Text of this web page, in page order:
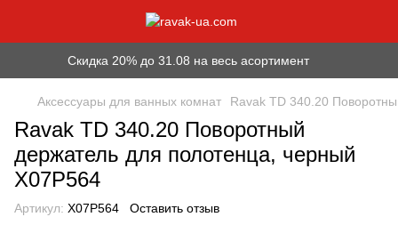
Скидка 20% до 31.08 на весь асортимент
Аксессуары для ванных комнат Ravak TD 340.20
Ravak TD 340.20 Поворотный
держатель для полотенца, черный
X07P564
Артикул: X07P564 Оставить отзыв